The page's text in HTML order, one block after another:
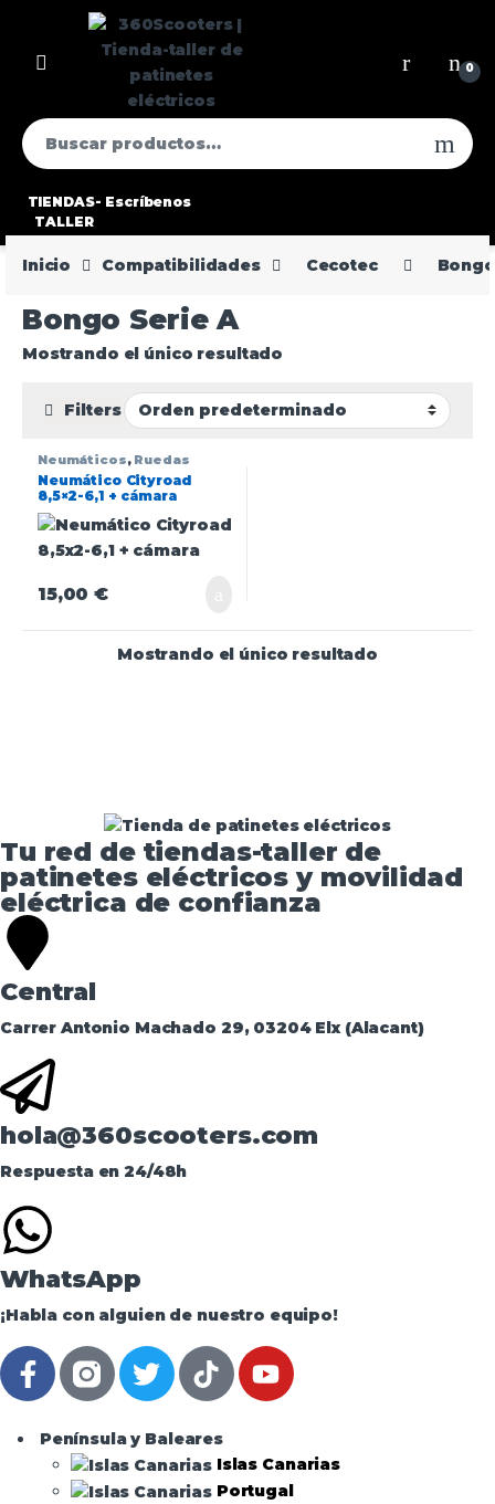
0
TIENDAS-
TALLER
Escríbenos
Inicio Compatibilidades Cecotec
Bongo Serie A
Mostrando el único resultado
Filters
Neumáticos, Ruedas
Neumático Cityroad
8,5×2-6,1 + cámara
15,00€
Mostrando el único resultado
Tu red de tiendas-taller de
patinetes eléctricos y movilidad
eléctrica de confianza​
Central
Carrer Antonio Machado 29, 03204 Elx (Alacant)
hola@360scooters.com
Respuesta en 24/48h
WhatsApp
¡Habla con alguien de nuestro equipo!
Península y Baleares
Islas Canarias
Portugal